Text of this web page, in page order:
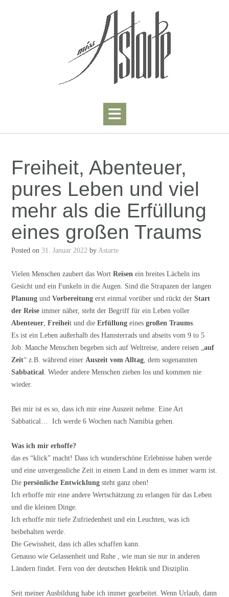
Freiheit, Abenteuer,
pures Leben und viel
mehr als die Erfüllung
eines großen Traums
Posted on 31. Januar 2022 by Astarte
Vielen Menschen zaubert das Wort Reisen ein breites Lächeln ins
Gesicht und ein Funkeln in die Augen. Sind die Strapazen der langen
Planung und Vorbereitung erst einmal vorüber und rückt der Start
der Reise immer näher, steht der Begriff für ein Leben voller
Abenteuer, Freiheit und die Erfüllung eines großen Traums.
Es ist ein Leben außerhalb des Hamsterrads und abseits vom 9 to 5
Job. Manche Menschen begeben sich auf Weltreise, andere reisen „auf
Zeit“ z.B. während einer Auszeit vom Alltag, dem sogenannten
Sabbatical. Wieder andere Menschen ziehen los und kommen nie
wieder.
Bei mir ist es so, dass ich mir eine Auszeit nehme. Eine Art
Sabbatical… Ich werde 6 Wochen nach Namibia gehen.
Was ich mir erhoffe?
das es “klick” macht! Dass ich wunderschöne Erlebnisse haben werde
und eine unvergessliche Zeit in einem Land in dem es immer warm ist.
Die persönliche Entwicklung steht ganz oben!
Ich erhoffe mir eine andere Wertschätzung zu erlangen für das Leben
und die kleinen Dinge.
Ich erhoffe mir tiefe Zufriedenheit und ein Leuchten, was ich
beibehalten werde.
Die Gewissheit, dass ich alles schaffen kann.
Genauso wie Gelassenheit und Ruhe , wie man sie nur in anderen
Ländern findet. Fern von der deutschen Hektik und Disziplin.
Seit meiner Ausbildung habe ich immer gearbeitet. Wenn Urlaub, dann